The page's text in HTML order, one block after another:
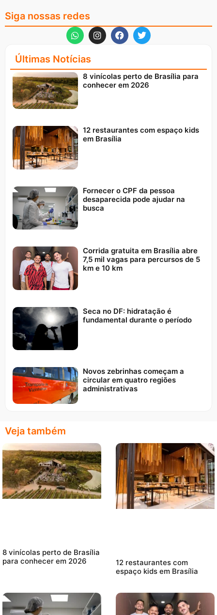
Siga nossas redes
Últimas Notícias
8 vinícolas perto de Brasília para
conhecer em 2026
12 restaurantes com espaço kids
em Brasília
Fornecer o CPF da pessoa
desaparecida pode ajudar na
busca
Corrida gratuita em Brasília abre
7,5 mil vagas para percursos de 5
km e 10 km
Seca no DF: hidratação é
fundamental durante o período
Novos zebrinhas começam a
circular em quatro regiões
administrativas
Veja também
8 vinícolas perto de Brasília
para conhecer em 2026
12 restaurantes com
espaço kids em Brasília